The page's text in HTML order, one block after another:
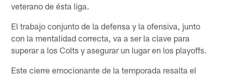
veterano de ésta liga.
El trabajo conjunto de la defensa y la ofensiva, junto
con la mentalidad correcta, va a ser la clave para
superar a los Colts y asegurar un lugar en los playoffs.
Este cierre emocionante de la temporada resalta el